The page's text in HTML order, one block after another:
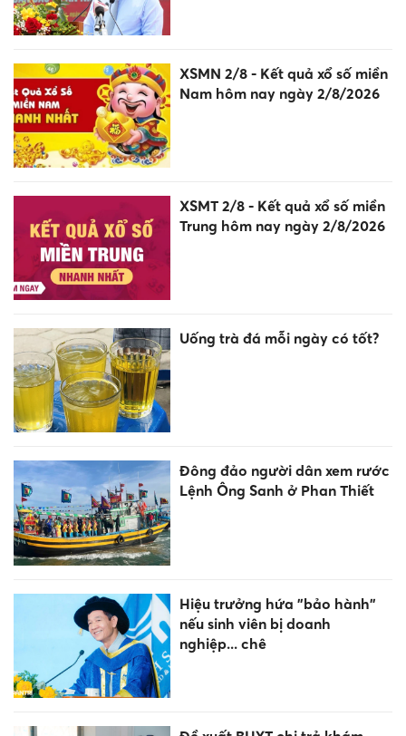
XSMN 2/8 - Kết quả xổ số miền
Nam hôm nay ngày 2/8/2026
XSMT 2/8 - Kết quả xổ số miền
Trung hôm nay ngày 2/8/2026
Uống trà đá mỗi ngày có tốt?
Đông đảo người dân xem rước
Lệnh Ông Sanh ở Phan Thiết
Hiệu trưởng hứa "bảo hành"
nếu sinh viên bị doanh
nghiệp... chê